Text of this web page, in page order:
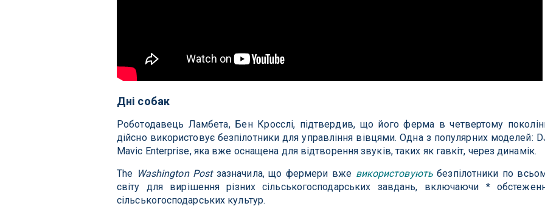
Дні собак
Роботодавець Ламбета, Бен Кросслі, підтвердив, що його ферма в четвертому
дійсно використовує безпілотники для управління вівцями. Одна з популярних моделей:
Mavic Enterprise, яка вже оснащена для відтворення звуків, таких як гавкіт, через динамік.
The Washington Postзазначила, що фермери вже використовуютьбезпілотники по
світу для вирішення різних сільськогосподарських завдань, включаючи *
сільськогосподарських культур.